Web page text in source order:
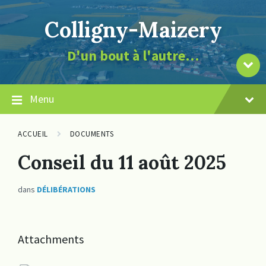
Skip
content
Skip
main
navigation
Skip
footer
Colligny-Maizery
D'un bout à l'autre…
Menu
Descendre
vers
la
ACCUEIL DOCUMENTS
Conseil du 11 août 2025
dans DÉLIBÉRATIONS
Attachments